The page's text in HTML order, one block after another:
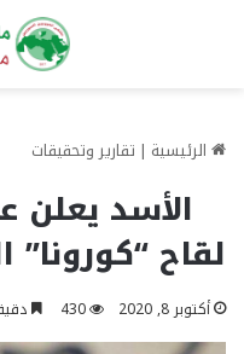
الرئيسية | تقارير وتحقيقات
الأسد يعلن
لقاح
أكتوبر 8, 2020 430